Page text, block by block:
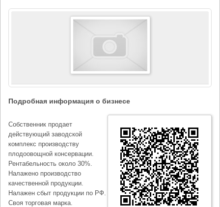
Подробная информация о бизнесе
Собственник продает
действующий заводской
комплекс производству
плодоовощной консервации.
Рентабельность около 30%.
Налажено производство
качественной продукции.
Налажен сбыт продукции по РФ.
Своя торговая марка.